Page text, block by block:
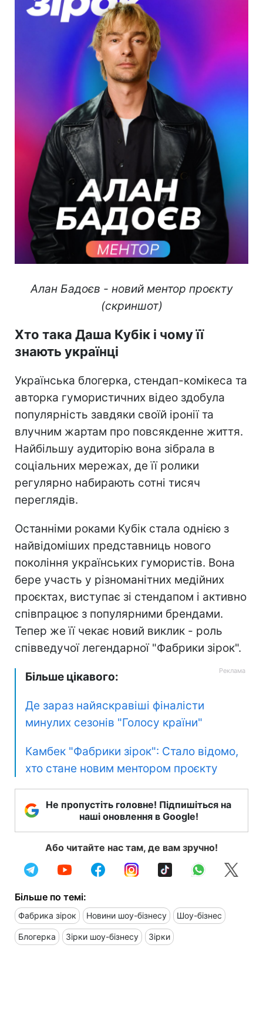
Алан Бадоєв - новий ментор проєкту
(скриншот)
Хто така Даша Кубік і чому її
знають українці
Українська блогерка, стендап-комікеса та
авторка гумористичних відео здобула
популярність завдяки своїй іронії та
влучним жартам про повсякденне життя.
Найбільшу аудиторію вона зібрала в
соціальних мережах, де її ролики
регулярно набирають сотні тисяч
переглядів.
Останніми роками Кубік стала однією з
найвідоміших представниць нового
покоління українських гумористів. Вона
бере участь у різноманітних медійних
проєктах, виступає зі стендапом і активно
співпрацює з популярними брендами.
Тепер же її чекає новий виклик - роль
співведучої легендарної "Фабрики зірок".
Більше цікавого:
Де зараз найяскравіші фіналісти
минулих сезонів "Голосу країни"
Камбек "Фабрики зірок": Стало відомо,
хто стане новим ментором проєкту
Не пропустіть головне! Підпишіться на
наші оновлення в Google!
Або читайте нас там, де вам зручно!
Більше по темі:
Фабрика зірок Новини шоу-бізнесу Шоу-бізнес
Блогерка Зірки шоу-бізнесу Зірки